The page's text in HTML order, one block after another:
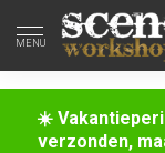
☀️
verzonden,
MENU